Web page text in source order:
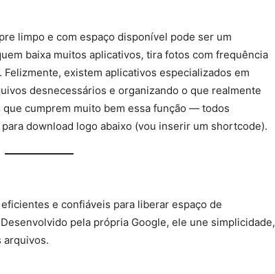
limpo e com espaço disponível pode ser um
baixa muitos aplicativos, tira fotos com frequência
existem aplicativos especializados em
desnecessários e organizando o que realmente
cumprem muito bem essa função — todos
download logo abaixo (vou inserir um shortcode).
e confiáveis para liberar espaço de
pela própria Google, ele une simplicidade,
arquivos.